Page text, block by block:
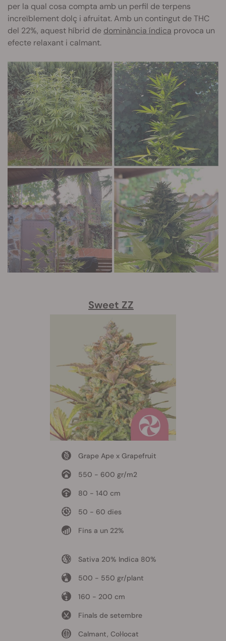
per la qual cosa compta amb un perfil de terpens
increïblement dolç i afruitat. Amb un contingut de THC
del 22%, aquest híbrid de dominància índica provoca un
efecte relaxant i calmant.
Sweet ZZ
Grape Ape x Grapefruit
550 - 600 gr/m2
80 - 140 cm
50 - 60 dies
Fins a un 22%
Sativa 20% Indica 80%
500 - 550 gr/plant
160 - 200 cm
Finals de setembre
Calmant, Col·locat